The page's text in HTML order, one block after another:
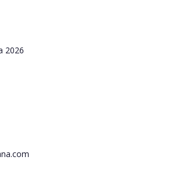
2026